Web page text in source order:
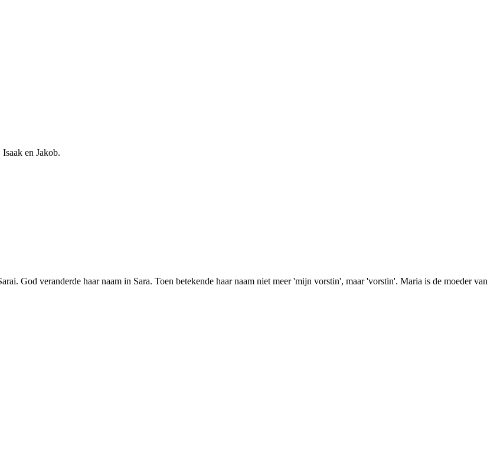
en Jakob.
God veranderde haar naam in Sara. Toen betekende haar naam niet meer 'mijn vorstin', maar 'vorstin'. Maria is de moeder van